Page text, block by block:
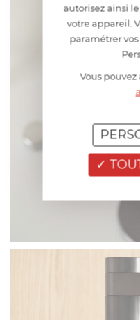
autorisez ainsi
votre appareil.
paramétrer
Vous pouvez